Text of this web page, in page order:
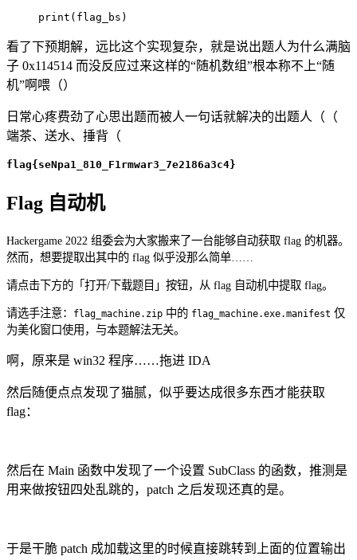
print ( flag_bs )
看了下预期解，远比这个实现复杂，就是说出题人为什么满脑
子 0x114514 而没反应过来这样的“随机数组”根本称不上“随
机”啊喂（）
日常心疼费劲了心思出题而被人一句话就解决的出题人（（
端茶、送水、捶背（
flag{seNpa1_810_F1rmwar3_7e2186a3c4}
Flag 自动机
Hackergame 2022 组委会为大家搬来了一台能够自动获取 flag 的机器。
然而，想要提取出其中的 flag 似乎没那么简单……
请点击下方的「打开/下载题目」按钮，从 flag 自动机中提取 flag。
请选手注意： flag_machine.zip 中的 flag_machine.exe.manifest 仅
为美化窗口使用，与本题解法无关。
啊，原来是 win32 程序……拖进 IDA
然后随便点点发现了猫腻，似乎要达成很多东西才能获取
flag：
然后在 Main 函数中发现了一个设置 SubClass 的函数，推测是
用来做按钮四处乱跳的，patch 之后发现还真的是。
于是干脆 patch 成加载这里的时候直接跳转到上面的位置输出